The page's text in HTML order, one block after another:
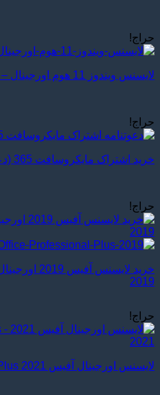
حراج!
لایسنس ویندوز 11 هوم اورجینال – Windows 11 Home
حراج!
خرید اشتراک مایکروسافت 365 (دعوتنامه) – Microsoft 365 Invite
حراج!
2019
حراج!
لایسنس اورجینال آفیس Office Professional Plus 2021